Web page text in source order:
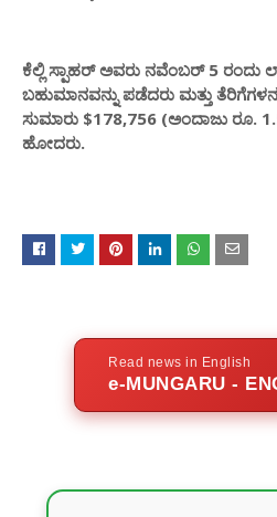
ಕೆಲ್ಲಿ ಸ್ಪಾಹರ್ ಅವರು ನವೆಂಬರ್ 5 ರಂದು
ಬಹುಮಾನವನ್ನು ಪಡೆದರು ಮತ್ತು
ಸುಮಾರು $178,756 (ಅಂದಾಜು ರೂ.
ಹೋದರು.
Read news in English
e-MUNGARU -